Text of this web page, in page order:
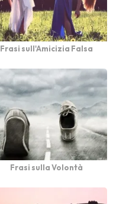
Frasi sull'Amicizia Falsa
Frasi sulla Volontà